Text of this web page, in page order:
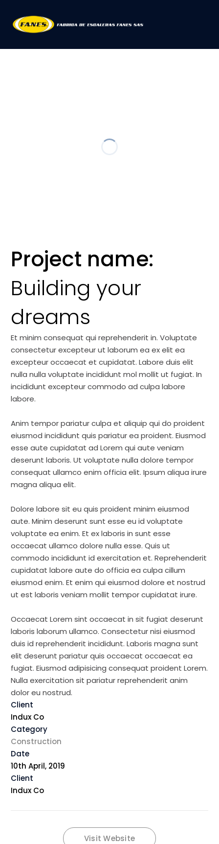
Project name:
Building your
dreams
Et minim consequat qui reprehenderit in. Voluptate
consectetur excepteur ut laborum ea ex elit ea
excepteur occaecat et cupidatat. Labore duis elit
nulla nulla voluptate incididunt mol mollit ut fugiat. In
incididunt excepteur commodo ad culpa labore
labore.
Anim tempor pariatur culpa et aliquip qui do proident
eiusmod incididunt quis pariatur ea proident. Eiusmod
esse aute cupidatat ad Lorem qui aute veniam
deserunt laboris. Ut voluptate nulla dolore tempor
consequat ullamco enim officia elit. Ipsum aliqua irure
magna aliqua elit.
Dolore labore sit eu quis proident minim eiusmod
aute. Minim deserunt sunt esse eu id voluptate
voluptate ea enim. Et ex laboris in sunt esse
occaecat ullamco dolore nulla esse. Quis ut
commodo incididunt id exercitation et. Reprehenderit
cupidatat labore aute do officia ea culpa cillum
eiusmod enim. Et enim qui eiusmod dolore et nostrud
ut est laboris veniam mollit tempor cupidatat irure.
Occaecat Lorem sint occaecat in sit fugiat deserunt
laboris laborum ullamco. Consectetur nisi eiusmod
duis id reprehenderit incididunt. Laboris magna sunt
elit deserunt pariatur quis occaecat occaecat ea
fugiat. Eiusmod adipisicing consequat proident Lorem.
Nulla exercitation sit pariatur reprehenderit anim
dolor eu nostrud.
Client
Indux Co
Category
Construction
Date
10th April, 2019
Client
Indux Co
Visit Website